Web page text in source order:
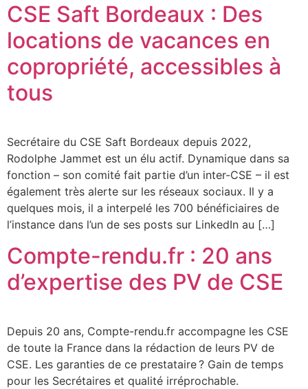
CSE Saft Bordeaux : Des
locations de vacances en
copropriété, accessibles à
tous
Secrétaire du CSE Saft Bordeaux depuis 2022,
Rodolphe Jammet est un élu actif. Dynamique dans sa
fonction – son comité fait partie d’un inter-CSE – il est
également très alerte sur les réseaux sociaux. Il y a
quelques mois, il a interpelé les 700 bénéficiaires de
l’instance dans l’un de ses posts sur LinkedIn au […]
Compte-rendu.fr : 20 ans
d’expertise des PV de CSE
Depuis 20 ans, Compte-rendu.fr accompagne les CSE
de toute la France dans la rédaction de leurs PV de
CSE. Les garanties de ce prestataire ? Gain de temps
pour les Secrétaires et qualité irréprochable.